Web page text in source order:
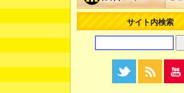
サイト内検索